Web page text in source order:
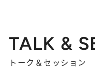
TALK &
トーク＆セッション